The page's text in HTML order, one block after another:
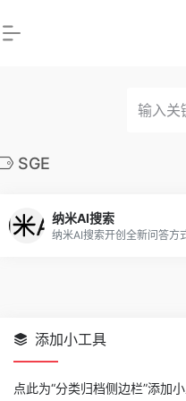
SGE
纳米AI搜索
添加小工具
点此为“分类归档侧边栏”添加